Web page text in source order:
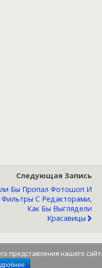
Следующая Запись
Бы Пропал Фотошоп И
Фильтры С Редакторами,
Как Бы Выглядели
Красавицы
представления нашего